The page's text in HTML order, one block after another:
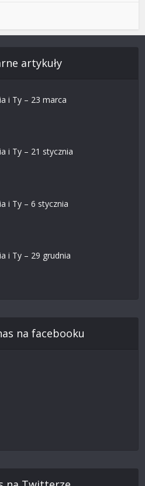
artykuły
i Ty – 23 marca
i Ty – 21 stycznia
i Ty – 6 stycznia
i Ty – 29 grudnia
na facebooku